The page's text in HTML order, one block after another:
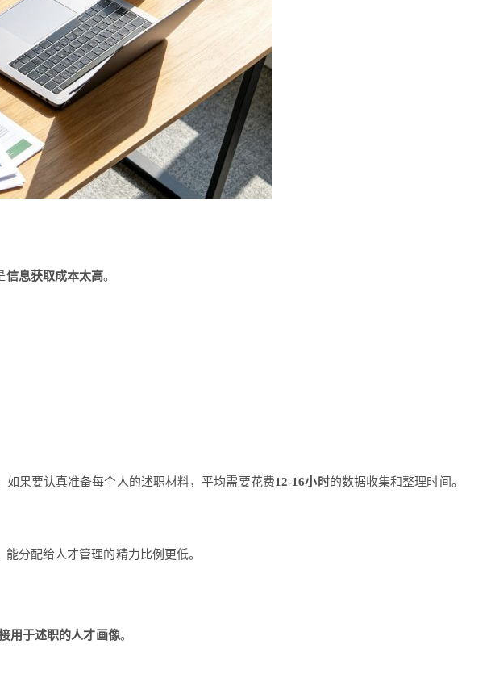
信息获取成本太高。
果要认真准备每个人的述职材料，平均需要花费12-16小时的数据收集和整理时间。
分配给人才管理的精力比例更低。
用于述职的人才画像。